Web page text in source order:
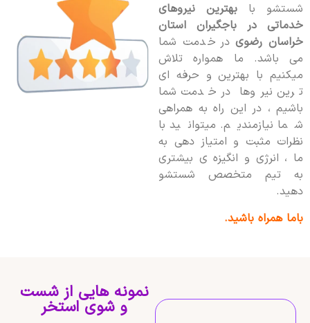
شستشو با
بهترین نیروهای
خدماتی در باجگیران استان
خراسان رضویدر خدمت شما
می باشد. ما همواره تلاش
میکنیم با بهترین و حرفه ای
ترین نیروها در خدمت شما
باشیم ، در این راه به همراهی
شما نیازمندیم. میتوانید با
نظرات مثبت و امتیاز دهی به
ما ، انرژی و انگیزه ی بیشتری
به تیم متخصص شستشو
دهید.
باما همراه باشید.
نمونه هایی از شست
و شوی استخر